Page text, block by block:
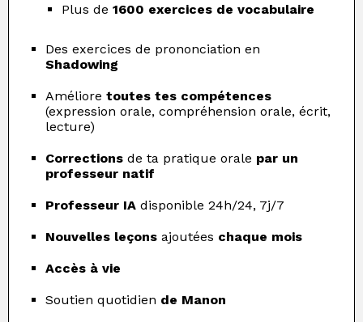
Plus de 1600 exercices de vocabulaire
Des exercices de prononciation en
Shadowing
Améliore toutes tes compétences
(expression orale, compréhension orale, écrit,
lecture)
Corrections de ta pratique orale par un
professeur natif
Professeur IA disponible 24h/24, 7j/7
Nouvelles leçons ajoutées chaque mois
Accès à vie
Soutien quotidien de Manon